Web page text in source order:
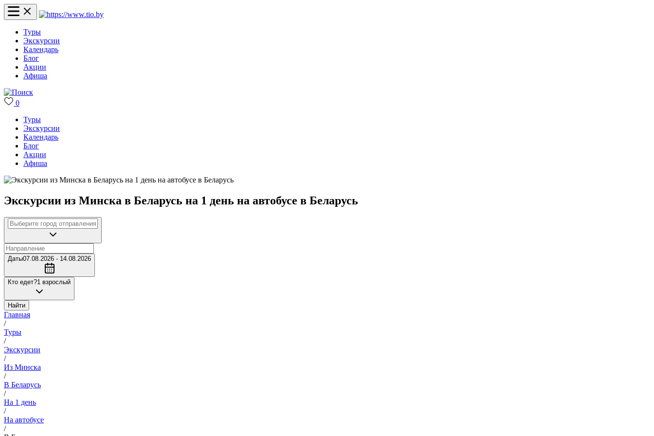
Туры
Экскурсии
Календарь
Блог
Акции
Афиша
0
Туры
Экскурсии
Календарь
Блог
Акции
Афиша
Экскурсии из Минска в Беларусь на 1 день на автобусе в Беларусь
Даты07.08.2026 - 14.08.2026
Кто едет?1 взрослый
Найти
Главная
/
Туры
/
Экскурсии
/
Из Минска
/
В Беларусь
/
На 1 день
/
На автобусе
/